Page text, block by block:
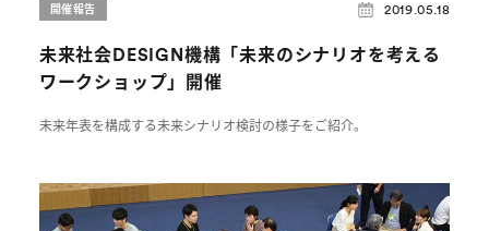
開催報告 2019.05.18
未来社会DESIGN機構「未来のシナリオを考える
ワークショップ」開催
未来年表を構成する未来シナリオ検討の様子をご紹介。